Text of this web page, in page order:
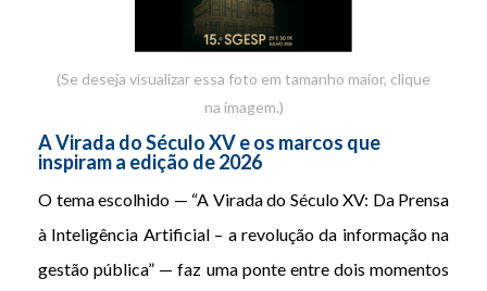
(Se deseja visualizar essa foto em tamanho maior, clique
na imagem.)
A Virada do Século XV e os marcos que
inspiram a edição de 2026
O tema escolhido — “A Virada do Século XV: Da Prensa
à Inteligência Artificial – a revolução da informação na
gestão pública” — faz uma ponte entre dois momentos